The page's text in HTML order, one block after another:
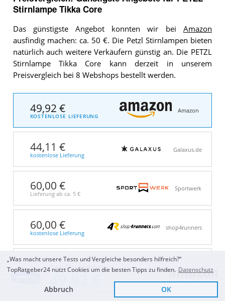
Zum Top Angebot
KOSTENLOSE LIEFERUNG
Stirnlampe Tikka Core
Das günstigste Angebot konnten wir bei Amazon
ausfindig machen: ca. 50 €. Die Petzl Stirnlampen bieten
natürlich auch weitere Verkäufern günstig an. Die PETZL
Stirnlampe Tikka Core kann derzeit in unserem
Preisvergleich bei 8 Webshops bestellt werden.
49,92 €
KOSTENLOSE LIEFERUNG
Amazon
44,11 €
kostenlose Lieferung
Galaxus.de
60,00 €
Lieferung ab ca. 5 €
Sportwerk
60,00 €
kostenlose Lieferung
shop4runners
77,99 €
Lieferung ab ca.4 €
Conrad
Electronic
„Was macht unsere Tests und Vergleiche besonders hilfreich?“
TopRatgeber24 nutzt Cookies um die besten Tipps zu finden. Datenschutz
Abbruch OK